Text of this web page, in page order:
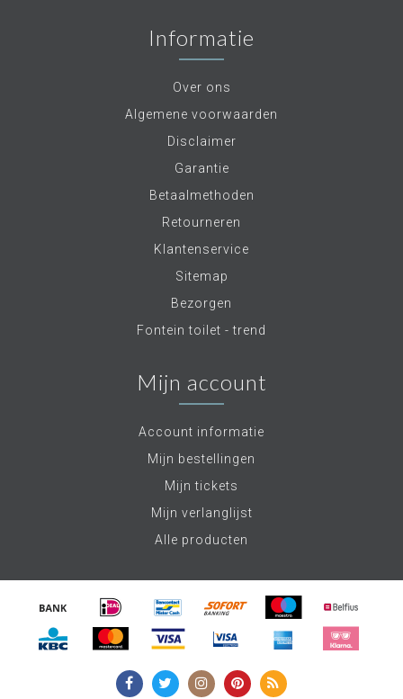
combineren design, functionaliteit en
eenvoudige montage. Geniet van een moderne,
ontspannende regendouche.
Informatie
Over ons
Algemene voorwaarden
Disclaimer
Garantie
Betaalmethoden
Retourneren
Klantenservice
Sitemap
Bezorgen
Fontein toilet - trend
Mijn account
Account informatie
Mijn bestellingen
Mijn tickets
Mijn verlanglijst
Alle producten